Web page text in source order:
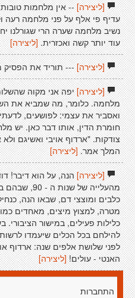
[ליצירה]-- אין מלחמות
עדיף פי אלף על פני מלחמה רעה
נשיב מלחמה שערה הרי שגורלנו
עוד יותר קשה ואכזרית. [ליצירה]
[ליצירה]--- תוריד את הפסיק
[ליצירה]יפה אני מקוה
מלחמה. כלומר, מה שמביא את
ואסביר את עצמי: לפושעים,
חומרת הדין, אותו דבר כאן. יש
צודקות. "ארדוף אויבי ואשיגם
המלך אמר. [ליצירה]
[ליצירה]הנה, על הוא דיבר!
מהעלייה של
כלבים ומוצצי דם, שבאו הנה,
מטרה, למצוץ מיצים, מאחדים
להילחם בכל הכלים שיעמדו
לפני שלושת אלפים שנה: ארדוף
האנטי - עולים! [ליצירה]
התחברות